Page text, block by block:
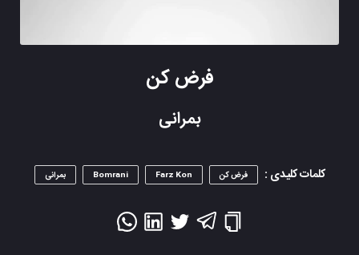
فرض کن
بمرانی
کلمات کلیدی : فرض کن Farz Kon
Bomrani بمرانی